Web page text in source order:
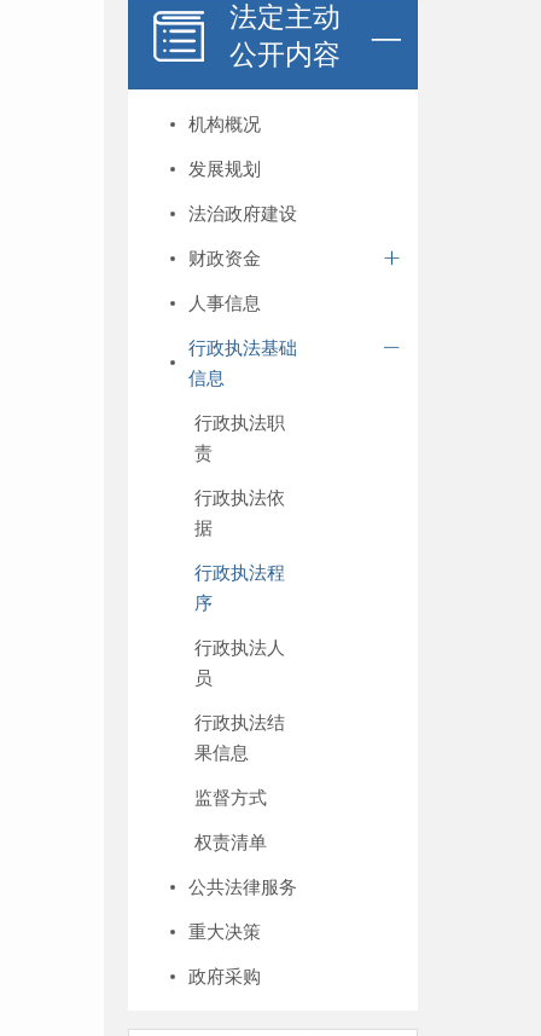
法定主动
公开内容
机构概况
发展规划
法治政府建设
财政资金
人事信息
行政执法基础
信息
行政执法职
责
行政执法依
据
行政执法程
序
行政执法人
员
行政执法结
果信息
监督方式
权责清单
公共法律服务
重大决策
政府采购